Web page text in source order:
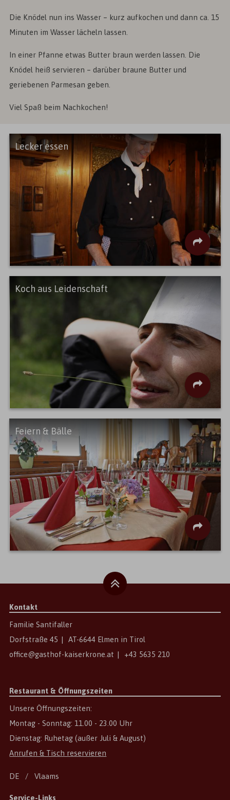
Die Knödel nun ins Wasser – kurz aufkochen und dann ca. 15
Minuten im Wasser lächeln lassen.
In einer Pfanne etwas Butter braun werden lassen. Die
Knödel heiß servieren – darüber braune Butter und
geriebenen Parmesan geben.
Viel Spaß beim Nachkochen!
Lecker essen
Koch aus Leidenschaft
Feiern & Bälle
Kontakt
Familie Santifaller
Dorfstraße 45 | AT-6644 Elmen in Tirol
office@gasthof-kaiserkrone.at | +43 5635 210
Restaurant & Öffnungszeiten
Unsere Öffnungszeiten:
Montag - Sonntag: 11.00 - 23.00 Uhr
Dienstag: Ruhetag (außer Juli & August)
Anrufen & Tisch reservieren
DE Vlaams
Service-Links